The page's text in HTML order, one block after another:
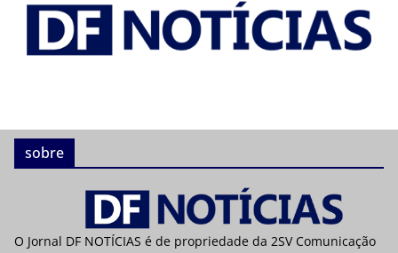
sobre
O Jornal DF NOTÍCIAS é de propriedade da 2SV Comunicação